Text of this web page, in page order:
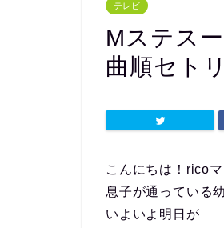
テレビ
Mステス
曲順セト
こんにちは！ricoマ
息子が通っている
いよいよ明日が